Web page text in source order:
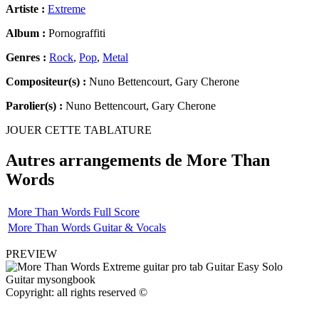
Artiste : Extreme
Album : Pornograffiti
Genres : Rock, Pop, Metal
Compositeur(s) : Nuno Bettencourt, Gary Cherone
Parolier(s) : Nuno Bettencourt, Gary Cherone
JOUER CETTE TABLATURE
Autres arrangements de More Than
Words
More Than Words Full Score
More Than Words Guitar & Vocals
PREVIEW
Copyright: all rights reserved ©